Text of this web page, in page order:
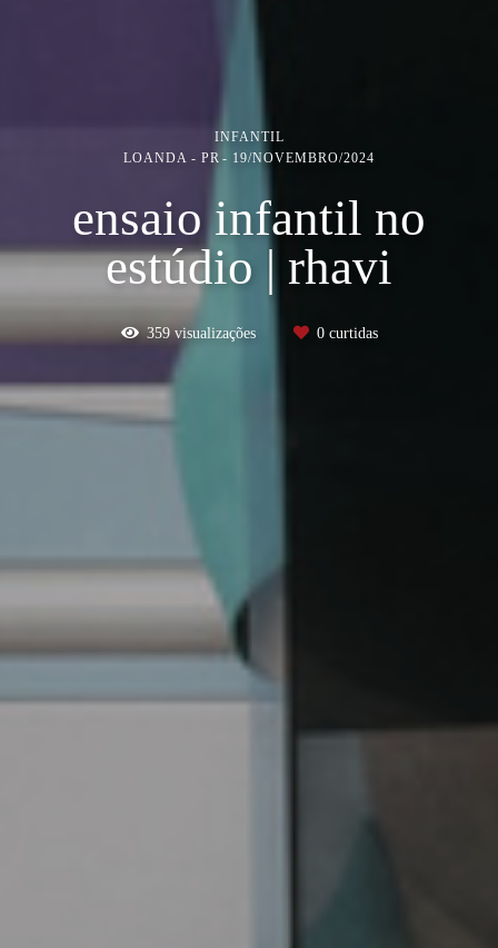
INFANTIL
LOANDA - PR
19/NOVEMBRO/2024
ensaio infantil no
estúdio | rhavi
359visualizações 0curtidas